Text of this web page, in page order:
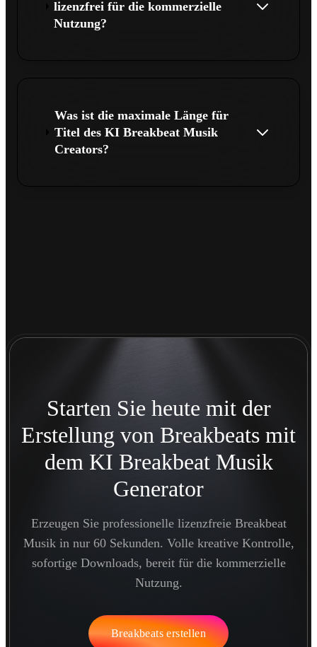
lizenzfrei für die kommerzielle
Nutzung?
Was ist die maximale Länge für
Titel des KI Breakbeat Musik
Creators?
Starten Sie heute mit der
Erstellung von Breakbeats mit
dem KI Breakbeat Musik
Generator
Erzeugen Sie professionelle lizenzfreie Breakbeat
Musik in nur 60 Sekunden. Volle kreative Kontrolle,
sofortige Downloads, bereit für die kommerzielle
Nutzung.
Breakbeats erstellen